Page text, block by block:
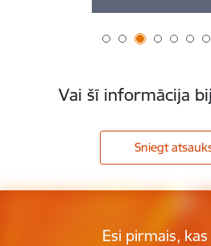
Vai šī informācija
Sniegt
Esi pirmais,